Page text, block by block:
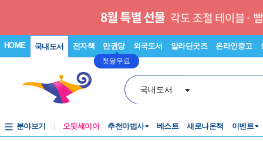
HOME 국내도서 전자책 만권당
첫달무료
외국도서 알라딘굿즈 온라인중고
국내도서
분야보기 오뒷세이아 추천마법사 베스트 새로나온책 이벤트